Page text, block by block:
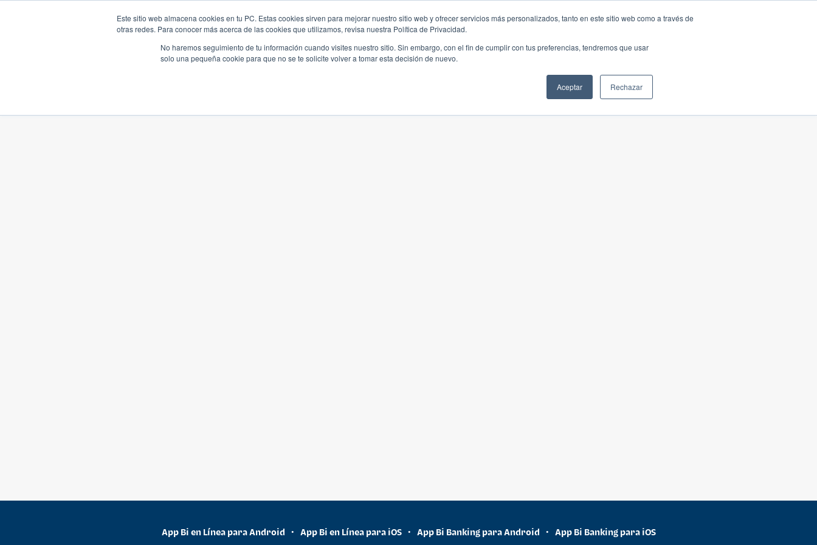
Este sitio web almacena cookies en tu PC. Estas cookies sirven para mejorar nuestro sitio web y ofrecer servicios más personalizados, tanto en este sitio web como a través de
otras redes. Para conocer más acerca de las cookies que utilizamos, revisa nuestra Política de Privacidad.
No haremos seguimiento de tu información cuando visites nuestro sitio. Sin embargo, con el fin de cumplir con tus preferencias, tendremos que usar
solo una pequeña cookie para que no se te solicite volver a tomar esta decisión de nuevo.
Aceptar Rechazar
App Bi en Línea para Android • App Bi en Línea para iOS • App Bi Banking para Android • App Bi Banking para iOS